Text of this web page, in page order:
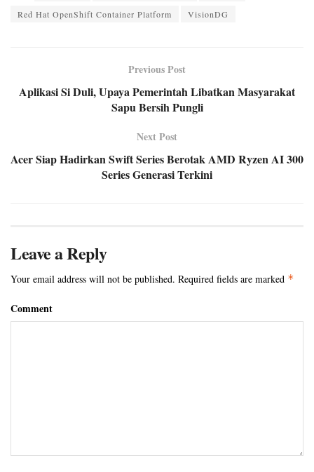
Red Hat OpenShift Container Platform
VisionDG
Previous Post
Aplikasi Si Duli, Upaya Pemerintah Libatkan Masyarakat
Sapu Bersih Pungli
Next Post
Acer Siap Hadirkan Swift Series Berotak AMD Ryzen AI 300
Series Generasi Terkini
Leave a Reply
Your email address will not be published. Required fields are marked *
Comment